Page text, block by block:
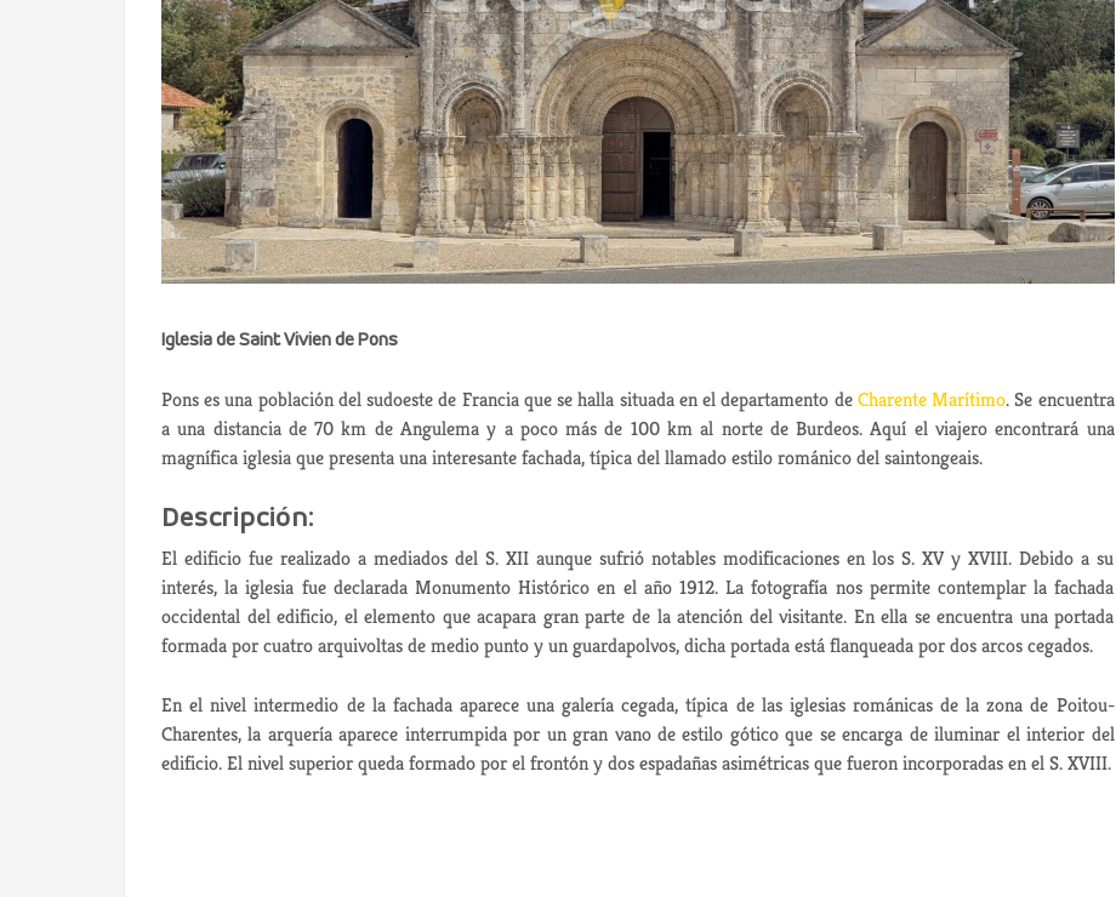
Iglesia de Saint Vivien de Pons
Pons es una población del sudoeste de Francia que se halla situada en el departamento deCharente Marítimo. Se encuentra
a una distancia de 70 km de Angulema y a poco más de 100 km al norte de Burdeos. Aquí el viajero encontrará una
magnífica iglesia que presenta una interesante fachada, típica del llamado estilo románico del saintongeais.
Descripción:
El edificio fue realizado a mediados del S. XII aunque sufrió notables modificaciones en los S. XV y XVIII. Debido a su
interés, la iglesia fue declarada Monumento Histórico en el año 1912. La fotografía nos permite contemplar la fachada
occidental del edificio, el elemento que acapara gran parte de la atención del visitante. En ella se encuentra una portada
formada por cuatro arquivoltas de medio punto y un guardapolvos, dicha portada está flanqueada por dos arcos cegados.
En el nivel intermedio de la fachada aparece una galería cegada, típica de las iglesias románicas de la zona de Poitou-
Charentes, la arquería aparece interrumpida por un gran vano de estilo gótico que se encarga de iluminar el interior del
edificio. El nivel superior queda formado por el frontón y dos espadañas asimétricas que fueron incorporadas en el S. XVIII.